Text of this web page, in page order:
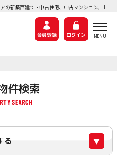
事業用一覧｜四日市・亀山・桑名・鈴鹿エリアの新築戸建て・中古住宅、中古マンション、土地探しなら『おうち博士ナビ』
会員登録 ログイン
件検索
る